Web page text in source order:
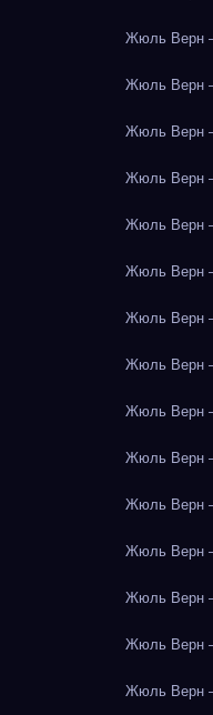
Жюль Верн
Жюль Верн
Жюль Верн
Жюль Верн
Жюль Верн
Жюль Верн
Жюль Верн
Жюль Верн
Жюль Верн
Жюль Верн
Жюль Верн
Жюль Верн
Жюль Верн
Жюль Верн
Жюль Верн